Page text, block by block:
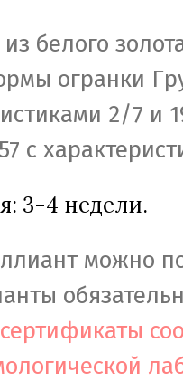
белого
огранки
2/7 и
с
3-4 недели.
можно
сертификаты